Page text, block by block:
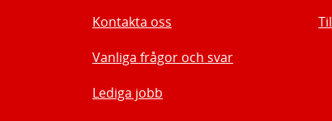
Kontakta oss
Vanliga frågor och svar
Lediga jobb